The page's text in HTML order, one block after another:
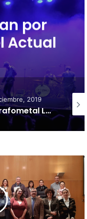
por
Actual
2019
El Grafometal La Rioja se impone al Castro Urdiales (20-29) y se consolida en la zona alta de la clasificación